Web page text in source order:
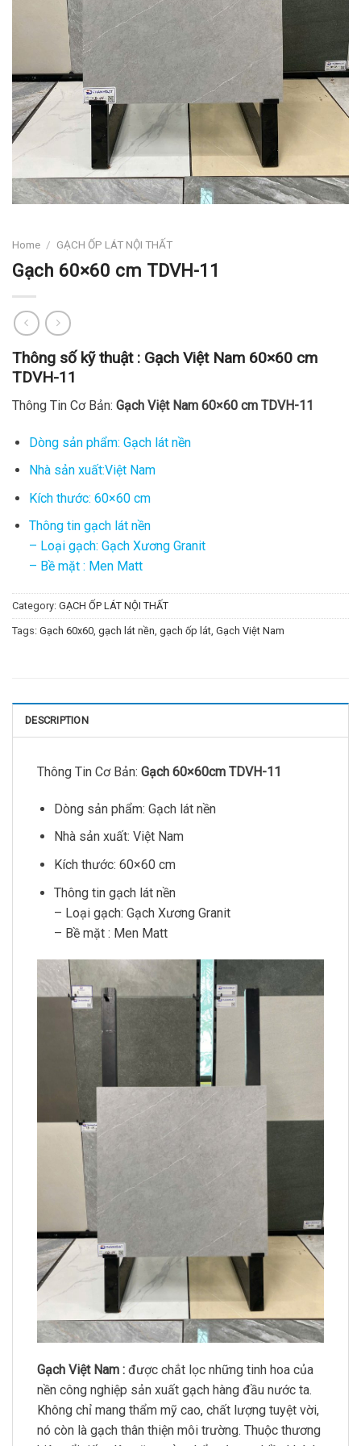
Home / GẠCH ỐP LÁT NỘI THẤT
Gạch 60×60 cm TDVH-11
Thông số kỹ thuật : Gạch Việt Nam 60×60 cm
TDVH-11
Thông Tin Cơ Bản: Gạch Việt Nam 60×60 cm TDVH-11
Dòng sản phẩm: Gạch lát nền
Nhà sản xuất:Việt Nam
Kích thước: 60×60 cm
Thông tin gạch lát nền
– Loại gạch: Gạch Xương Granit
– Bề mặt : Men Matt
Category: GẠCH ỐP LÁT NỘI THẤT
Tags: Gạch 60x60, gạch lát nền, gạch ốp lát, Gạch Việt Nam
DESCRIPTION
Thông Tin Cơ Bản: Gạch 60×60cm TDVH-11
Dòng sản phẩm: Gạch lát nền
Nhà sản xuất: Việt Nam
Kích thước: 60×60 cm
Thông tin gạch lát nền
– Loại gạch: Gạch Xương Granit
– Bề mặt : Men Matt
Gạch Việt Nam : được chắt lọc những tinh hoa của
nền công nghiệp sản xuất gạch hàng đầu nước ta.
Không chỉ mang thẩm mỹ cao, chất lượng tuyệt vời,
nó còn là gạch thân thiện môi trường. Thuộc thương